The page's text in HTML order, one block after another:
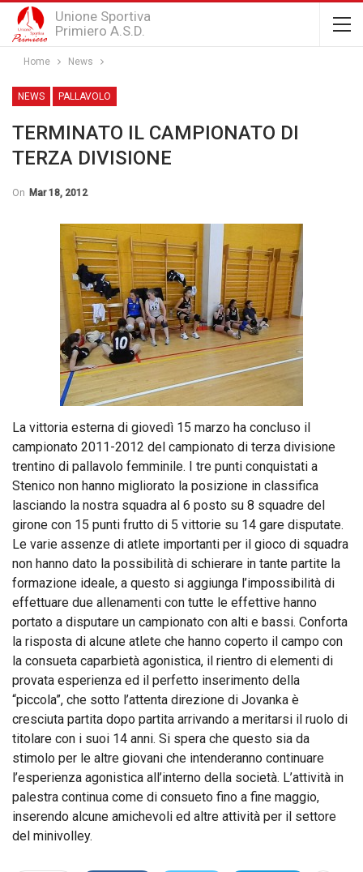
Unione Sportiva
Primiero A.S.D.
Home News
NEWS PALLAVOLO
TERMINATO IL CAMPIONATO DI
TERZA DIVISIONE
On Mar 18, 2012
La vittoria esterna di giovedì 15 marzo ha concluso il
campionato 2011-2012 del campionato di terza divisione
trentino di pallavolo femminile. I tre punti conquistati a
Stenico non hanno migliorato la posizione in classifica
lasciando la nostra squadra al 6 posto su 8 squadre del
girone con 15 punti frutto di 5 vittorie su 14 gare disputate.
Le varie assenze di atlete importanti per il gioco di squadra
non hanno dato la possibilità di schierare in tante partite la
formazione ideale, a questo si aggiunga l’impossibilità di
effettuare due allenamenti con tutte le effettive hanno
portato a disputare un campionato con alti e bassi. Conforta
la risposta di alcune atlete che hanno coperto il campo con
la consueta caparbietà agonistica, il rientro di elementi di
provata esperienza ed il perfetto inserimento della
“piccola”, che sotto l’attenta direzione di Jovanka è
cresciuta partita dopo partita arrivando a meritarsi il ruolo di
titolare con i suoi 14 anni. Si spera che questo sia da
stimolo per le altre giovani che intenderanno continuare
l’esperienza agonistica all’interno della società. L’attività in
palestra continua come di consueto fino a fine maggio,
inserendo alcune amichevoli ed altre attività per il settore
del minivolley.